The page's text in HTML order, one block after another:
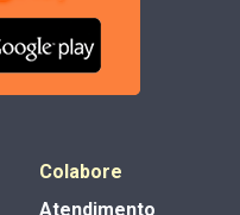
Colabore
Atendimento